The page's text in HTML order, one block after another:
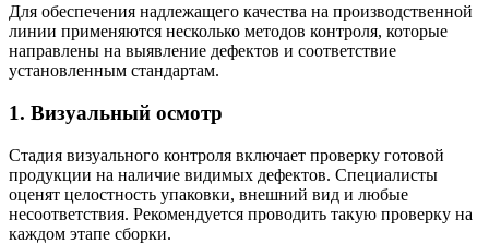
Для обеспечения надлежащего качества на производственной
линии применяются несколько методов контроля, которые
направлены на выявление дефектов и соответствие
установленным стандартам.
1. Визуальный осмотр
Стадия визуального контроля включает проверку готовой
продукции на наличие видимых дефектов. Специалисты
оценят целостность упаковки, внешний вид и любые
несоответствия. Рекомендуется проводить такую проверку на
каждом этапе сборки.